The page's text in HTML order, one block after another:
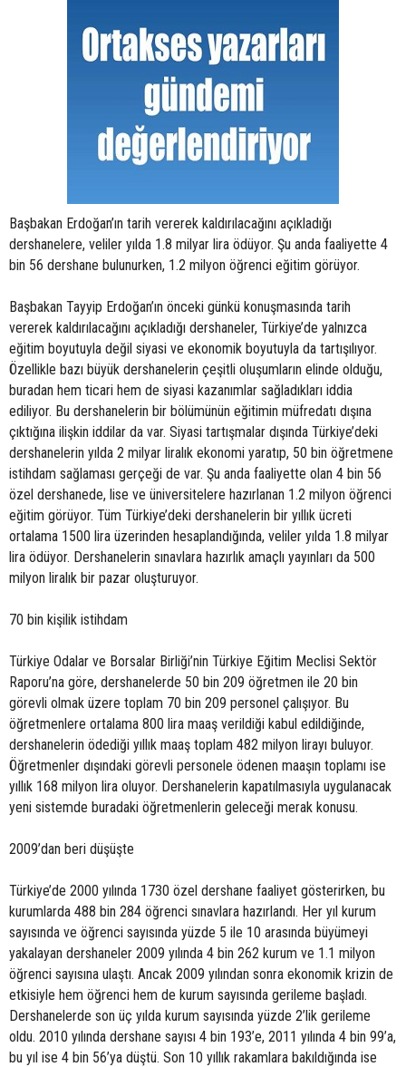
Başbakan Erdoğan’ın tarih vererek kaldırılacağını açıkladığı
dershanelere, veliler yılda 1.8 milyar lira ödüyor. Şu anda faaliyette 4
bin 56 dershane bulunurken, 1.2 milyon öğrenci eğitim görüyor.
Başbakan Tayyip Erdoğan’ın önceki günkü konuşmasında tarih
vererek kaldırılacağını açıkladığı dershaneler, Türkiye’de yalnızca
eğitim boyutuyla değil siyasi ve ekonomik boyutuyla da tartışılıyor.
Özellikle bazı büyük dershanelerin çeşitli oluşumların elinde olduğu,
buradan hem ticari hem de siyasi kazanımlar sağladıkları iddia
ediliyor. Bu dershanelerin bir bölümünün eğitimin müfredatı dışına
çıktığına ilişkin iddilar da var. Siyasi tartışmalar dışında Türkiye’deki
dershanelerin yılda 2 milyar liralık ekonomi yaratıp, 50 bin öğretmene
istihdam sağlaması gerçeği de var. Şu anda faaliyette olan 4 bin 56
özel dershanede, lise ve üniversitelere hazırlanan 1.2 milyon öğrenci
eğitim görüyor. Tüm Türkiye’deki dershanelerin bir yıllık ücreti
ortalama 1500 lira üzerinden hesaplandığında, veliler yılda 1.8 milyar
lira ödüyor. Dershanelerin sınavlara hazırlık amaçlı yayınları da 500
milyon liralık bir pazar oluşturuyor.
70 bin kişilik istihdam
Türkiye Odalar ve Borsalar Birliği’nin Türkiye Eğitim Meclisi Sektör
Raporu’na göre, dershanelerde 50 bin 209 öğretmen ile 20 bin
görevli olmak üzere toplam 70 bin 209 personel çalışıyor. Bu
öğretmenlere ortalama 800 lira maaş verildiği kabul edildiğinde,
dershanelerin ödediği yıllık maaş toplam 482 milyon lirayı buluyor.
Öğretmenler dışındaki görevli personele ödenen maaşın toplamı ise
yıllık 168 milyon lira oluyor. Dershanelerin kapatılmasıyla uygulanacak
yeni sistemde buradaki öğretmenlerin geleceği merak konusu.
2009’dan beri düşüşte
Türkiye’de 2000 yılında 1730 özel dershane faaliyet gösterirken, bu
kurumlarda 488 bin 284 öğrenci sınavlara hazırlandı. Her yıl kurum
sayısında ve öğrenci sayısında yüzde 5 ile 10 arasında büyümeyi
yakalayan dershaneler 2009 yılında 4 bin 262 kurum ve 1.1 milyon
öğrenci sayısına ulaştı. Ancak 2009 yılından sonra ekonomik krizin de
etkisiyle hem öğrenci hem de kurum sayısında gerileme başladı.
Dershanelerde son üç yılda kurum sayısında yüzde 2’lik gerileme
oldu. 2010 yılında dershane sayısı 4 bin 193’e, 2011 yılında 4 bin 99’a,
bu yıl ise 4 bin 56’ya düştü. Son 10 yıllık rakamlara bakıldığında ise